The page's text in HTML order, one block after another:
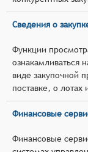
Сведения о
Функции
ознакамливаться
виде закупочной
поставке, о
Финансовые
Финансовые